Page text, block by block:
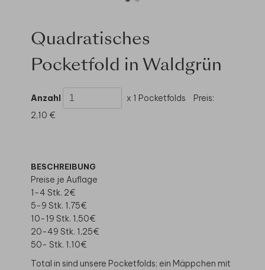
Quadratisches
Pocketfold in Waldgrün
Anzahl x 1 Pocketfolds
Preis:
2,10 €
BESCHREIBUNG
Preise je Auflage
1-4 Stk. 2€
5-9 Stk. 1,75€
10-19 Stk. 1,50€
20-49 Stk. 1,25€
50- Stk. 1,10€
Total in sind unsere Pocketfolds; ein Mäppchen mit